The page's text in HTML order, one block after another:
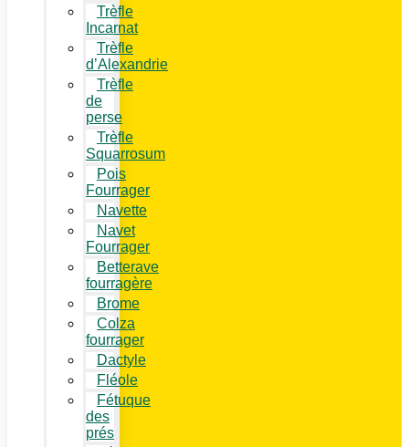
Trèfle
Incarnat
Trèfle
d’Alexandrie
Trèfle
de
perse
Trèfle
Squarrosum
Pois
Fourrager
Navette
Navet
Fourrager
Betterave
fourragère
Brome
Colza
fourrager
Dactyle
Fléole
Fétuque
des
prés